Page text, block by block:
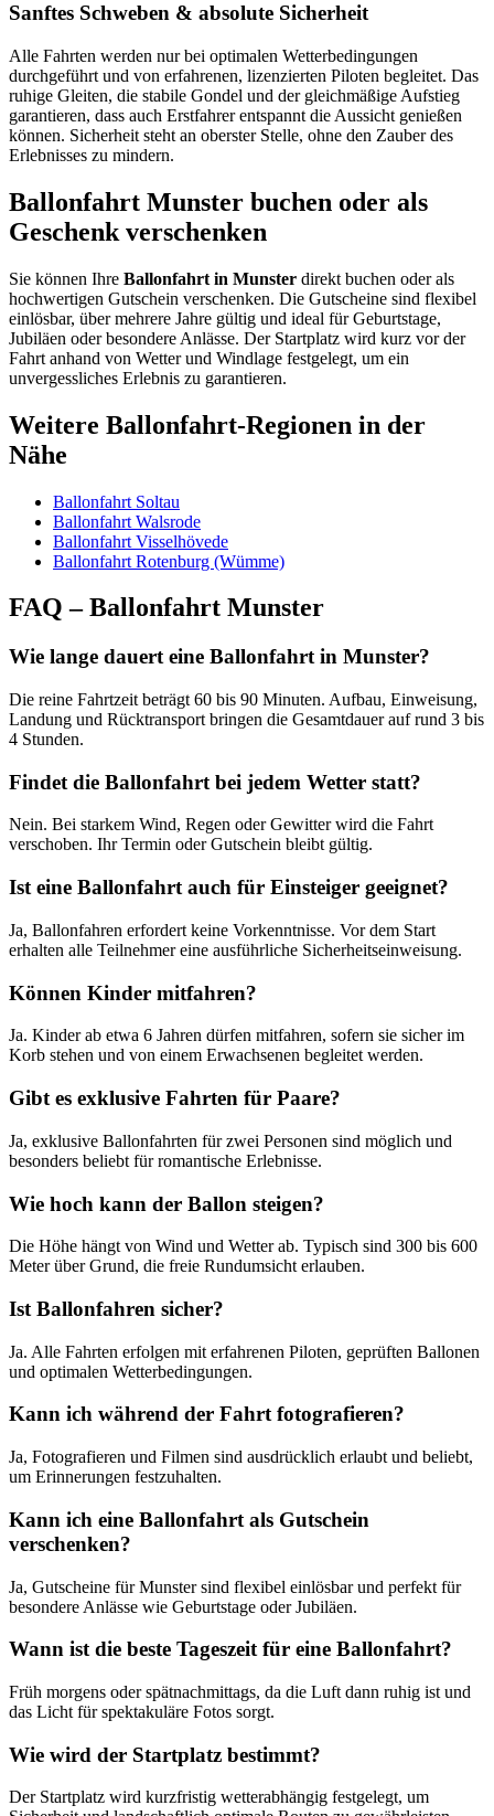
Sanftes Schweben & absolute Sicherheit
Alle Fahrten werden nur bei optimalen Wetterbedingungen
durchgeführt und von erfahrenen, lizenzierten Piloten begleitet. Das
ruhige Gleiten, die stabile Gondel und der gleichmäßige Aufstieg
garantieren, dass auch Erstfahrer entspannt die Aussicht genießen
können. Sicherheit steht an oberster Stelle, ohne den Zauber des
Erlebnisses zu mindern.
Ballonfahrt Munster buchen oder als
Geschenk verschenken
Sie können Ihre Ballonfahrt in Munster direkt buchen oder als
hochwertigen Gutschein verschenken. Die Gutscheine sind flexibel
einlösbar, über mehrere Jahre gültig und ideal für Geburtstage,
Jubiläen oder besondere Anlässe. Der Startplatz wird kurz vor der
Fahrt anhand von Wetter und Windlage festgelegt, um ein
unvergessliches Erlebnis zu garantieren.
Weitere Ballonfahrt-Regionen in der
Nähe
Ballonfahrt Soltau
Ballonfahrt Walsrode
Ballonfahrt Visselhövede
Ballonfahrt Rotenburg (Wümme)
FAQ – Ballonfahrt Munster
Wie lange dauert eine Ballonfahrt in Munster?
Die reine Fahrtzeit beträgt 60 bis 90 Minuten. Aufbau, Einweisung,
Landung und Rücktransport bringen die Gesamtdauer auf rund 3 bis
4 Stunden.
Findet die Ballonfahrt bei jedem Wetter statt?
Nein. Bei starkem Wind, Regen oder Gewitter wird die Fahrt
verschoben. Ihr Termin oder Gutschein bleibt gültig.
Ist eine Ballonfahrt auch für Einsteiger geeignet?
Ja, Ballonfahren erfordert keine Vorkenntnisse. Vor dem Start
erhalten alle Teilnehmer eine ausführliche Sicherheitseinweisung.
Können Kinder mitfahren?
Ja. Kinder ab etwa 6 Jahren dürfen mitfahren, sofern sie sicher im
Korb stehen und von einem Erwachsenen begleitet werden.
Gibt es exklusive Fahrten für Paare?
Ja, exklusive Ballonfahrten für zwei Personen sind möglich und
besonders beliebt für romantische Erlebnisse.
Wie hoch kann der Ballon steigen?
Die Höhe hängt von Wind und Wetter ab. Typisch sind 300 bis 600
Meter über Grund, die freie Rundumsicht erlauben.
Ist Ballonfahren sicher?
Ja. Alle Fahrten erfolgen mit erfahrenen Piloten, geprüften Ballonen
und optimalen Wetterbedingungen.
Kann ich während der Fahrt fotografieren?
Ja, Fotografieren und Filmen sind ausdrücklich erlaubt und beliebt,
um Erinnerungen festzuhalten.
Kann ich eine Ballonfahrt als Gutschein
verschenken?
Ja, Gutscheine für Munster sind flexibel einlösbar und perfekt für
besondere Anlässe wie Geburtstage oder Jubiläen.
Wann ist die beste Tageszeit für eine Ballonfahrt?
Früh morgens oder spätnachmittags, da die Luft dann ruhig ist und
das Licht für spektakuläre Fotos sorgt.
Wie wird der Startplatz bestimmt?
Der Startplatz wird kurzfristig wetterabhängig festgelegt, um